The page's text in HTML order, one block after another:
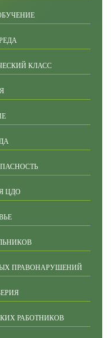
КЛАСС
ЦДО
ПРАВОНАРУШЕНИЙ
РАБОТНИКОВ